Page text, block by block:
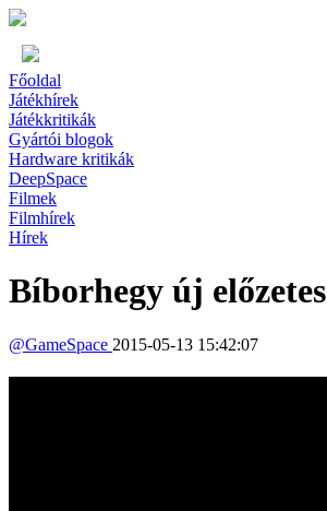
Főoldal
Játékhírek
Játékkritikák
Gyártói blogok
Hardware kritikák
DeepSpace
Filmek
Filmhírek
Hírek
Bíborhegy új előzetes
@GameSpace 2015-05-13 15:42:07